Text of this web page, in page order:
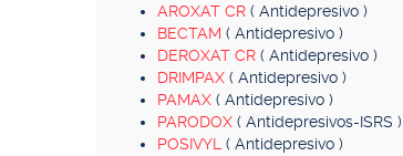
AROXAT CR ( Antidepresivo )
BECTAM ( Antidepresivo )
DEROXAT CR ( Antidepresivo )
DRIMPAX ( Antidepresivo )
PAMAX ( Antidepresivo )
PARODOX ( Antidepresivos-ISRS )
POSIVYL ( Antidepresivo )